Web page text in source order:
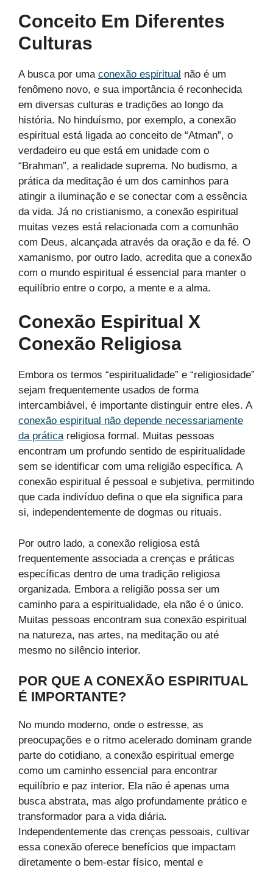
Conceito Em Diferentes
Culturas
A busca por uma conexão espiritual não é um
fenômeno novo, e sua importância é reconhecida
em diversas culturas e tradições ao longo da
história. No hinduísmo, por exemplo, a conexão
espiritual está ligada ao conceito de “Atman”, o
verdadeiro eu que está em unidade com o
“Brahman”, a realidade suprema. No budismo, a
prática da meditação é um dos caminhos para
atingir a iluminação e se conectar com a essência
da vida. Já no cristianismo, a conexão espiritual
muitas vezes está relacionada com a comunhão
com Deus, alcançada através da oração e da fé. O
xamanismo, por outro lado, acredita que a conexão
com o mundo espiritual é essencial para manter o
equilíbrio entre o corpo, a mente e a alma.
Conexão Espiritual X
Conexão Religiosa
Embora os termos “espiritualidade” e “religiosidade”
sejam frequentemente usados de forma
intercambiável, é importante distinguir entre eles. A
conexão espiritual não depende necessariamente
da práticareligiosa formal. Muitas pessoas
encontram um profundo sentido de espiritualidade
sem se identificar com uma religião específica. A
conexão espiritual é pessoal e subjetiva, permitindo
que cada indivíduo defina o que ela significa para
si, independentemente de dogmas ou rituais.
Por outro lado, a conexão religiosa está
frequentemente associada a crenças e práticas
específicas dentro de uma tradição religiosa
organizada. Embora a religião possa ser um
caminho para a espiritualidade, ela não é o único.
Muitas pessoas encontram sua conexão espiritual
na natureza, nas artes, na meditação ou até
mesmo no silêncio interior.
POR QUE A CONEXÃO ESPIRITUAL
É IMPORTANTE?
No mundo moderno, onde o estresse, as
preocupações e o ritmo acelerado dominam grande
parte do cotidiano, a conexão espiritual emerge
como um caminho essencial para encontrar
equilíbrio e paz interior. Ela não é apenas uma
busca abstrata, mas algo profundamente prático e
transformador para a vida diária.
Independentemente das crenças pessoais, cultivar
essa conexão oferece benefícios que impactam
diretamente o bem-estar físico, mental e